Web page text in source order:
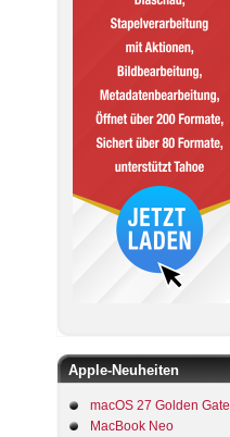
Apple-Neuheiten
macOS 27 Golden Gate
MacBook Neo